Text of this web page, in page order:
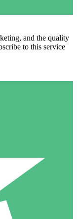
and the quality
to this service